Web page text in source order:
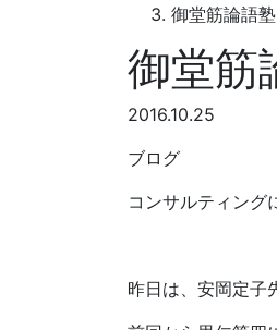
御堂筋論語
御堂
2016.10.25
ブログ
コンサルティング
昨日は、安岡定子